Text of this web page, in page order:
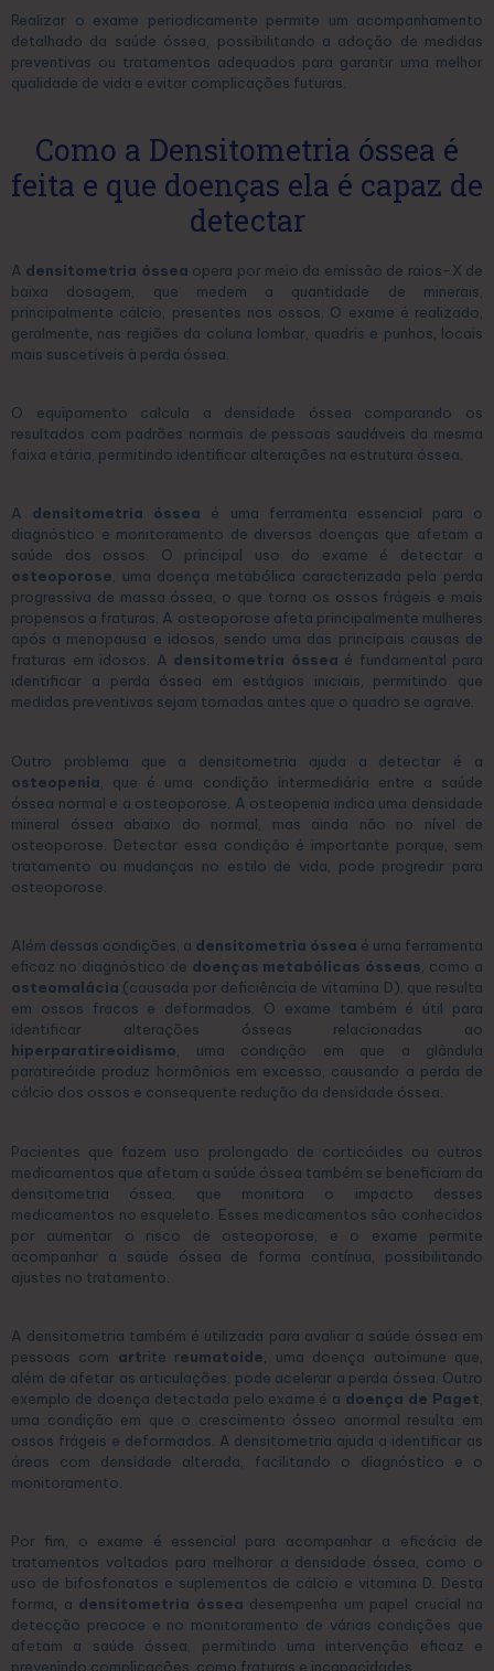
Realizar o exame periodicamente permite um acompanhamento
detalhado da saúde óssea, possibilitando a adoção de medidas
preventivas ou tratamentos adequados para garantir uma melhor
qualidade de vida e evitar complicações futuras.
Como a Densitometria óssea é
feita e que doenças ela é capaz de
detectar
A densitometria óssea opera por meio da emissão de raios-X de
baixa dosagem, que medem a quantidade de minerais,
principalmente cálcio, presentes nos ossos. O exame é realizado,
geralmente, nas regiões da coluna lombar, quadris e punhos, locais
mais suscetíveis à perda óssea.
O equipamento calcula a densidade óssea comparando os
resultados com padrões normais de pessoas saudáveis da mesma
faixa etária, permitindo identificar alterações na estrutura óssea.
A densitometria óssea é uma ferramenta essencial para o
diagnóstico e monitoramento de diversas doenças que afetam a
saúde dos ossos. O principal uso do exame é detectar a
osteoporose, uma doença metabólica caracterizada pela perda
progressiva de massa óssea, o que torna os ossos frágeis e mais
propensos a fraturas. A osteoporose afeta principalmente mulheres
após a menopausa e idosos, sendo uma das principais causas de
fraturas em idosos. A densitometria óssea é fundamental para
identificar a perda óssea em estágios iniciais, permitindo que
medidas preventivas sejam tomadas antes que o quadro se agrave.
Outro problema que a densitometria ajuda a detectar é a
osteopenia , que é uma condição intermediária entre a saúde
óssea normal e a osteoporose. A osteopenia indica uma densidade
mineral óssea abaixo do normal, mas ainda não no nível de
osteoporose. Detectar essa condição é importante porque, sem
tratamento ou mudanças no estilo de vida, pode progredir para
osteoporose.
Além dessas condições, a densitometria óssea é uma ferramenta
eficaz no diagnóstico de doenças metabólicas ósseas , como a
osteomalácia (causada por deficiência de vitamina D), que resulta
em ossos fracos e deformados. O exame também é útil para
identificar alterações ósseas relacionadas ao
hiperparatireoidismo , uma condição em que a glândula
paratireóide produz hormônios em excesso, causando a perda de
cálcio dos ossos e consequente redução da densidade óssea.
Pacientes que fazem uso prolongado de corticóides ou outros
medicamentos que afetam a saúde óssea também se beneficiam da
densitometria óssea, que monitora o impacto desses
medicamentos no esqueleto. Esses medicamentos são conhecidos
por aumentar o risco de osteoporose, e o exame permite
acompanhar a saúde óssea de forma contínua, possibilitando
ajustes no tratamento.
A densitometria também é utilizada para avaliar a saúde óssea em
pessoas com artrite reumatoide , uma doença autoimune que,
além de afetar as articulações, pode acelerar a perda óssea. Outro
exemplo de doença detectada pelo exame é a doença de Paget
uma condição em que o crescimento ósseo anormal resulta em
ossos frágeis e deformados. A densitometria ajuda a identificar as
áreas com densidade alterada, facilitando o diagnóstico e o
monitoramento.
Por fim, o exame é essencial para acompanhar a eficácia de
tratamentos voltados para melhorar a densidade óssea, como o
uso de bifosfonatos e suplementos de cálcio e vitamina D. Desta
forma, a densitometria óssea desempenha um papel crucial na
detecção precoce e no monitoramento de várias condições que
afetam a saúde óssea, permitindo uma intervenção eficaz e
prevenindo complicações, como fraturas e incapacidades.